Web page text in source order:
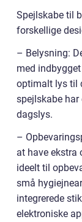
Spejlskabe til
forskellige
– Belysning:
med
optimalt lys til
spejlskabe har
dagslys.
–
at have ekstra
ideelt til
små
integrerede
elektroniske